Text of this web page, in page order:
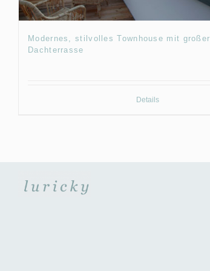
Modernes, stilvolles Townhouse mit großer
Dachterrasse
Details